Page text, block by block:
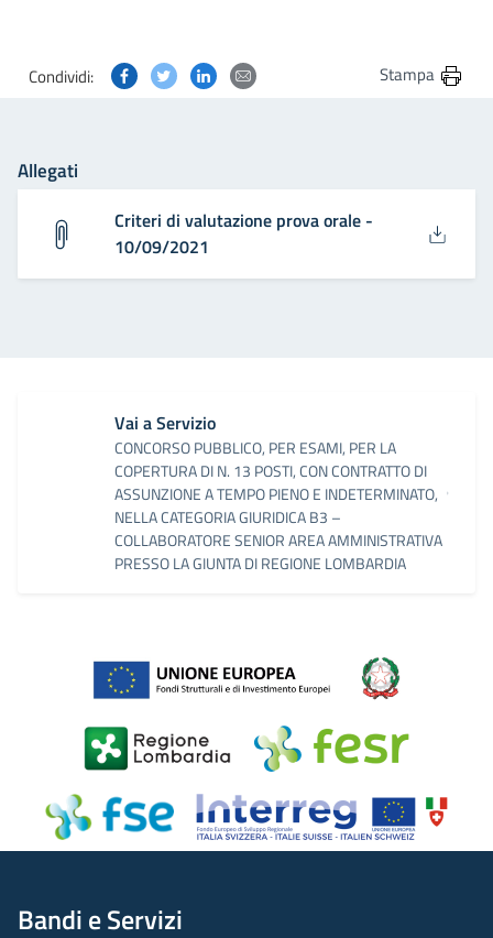
Condividi: Condividi questa pagina su Facebook
Condividi questa pagina su Twitter
Condividi questa pagina su Linkedin
Condividi questa pagina via
Stampa
Allegati
Criteri di valutazione prova orale -
10/09/2021
Vai a Servizio
CONCORSO PUBBLICO, PER ESAMI, PER LA
COPERTURA DI N. 13 POSTI, CON CONTRATTO DI
ASSUNZIONE A TEMPO PIENO E INDETERMINATO,
NELLA CATEGORIA GIURIDICA B3 –
COLLABORATORE SENIOR AREA AMMINISTRATIVA
PRESSO LA GIUNTA DI REGIONE LOMBARDIA
Bandi e Servizi